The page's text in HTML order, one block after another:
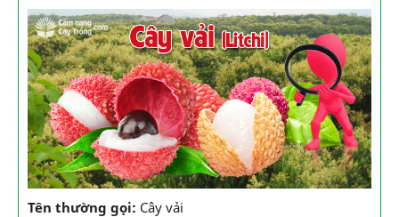
Tên thường gọi: Cây vải